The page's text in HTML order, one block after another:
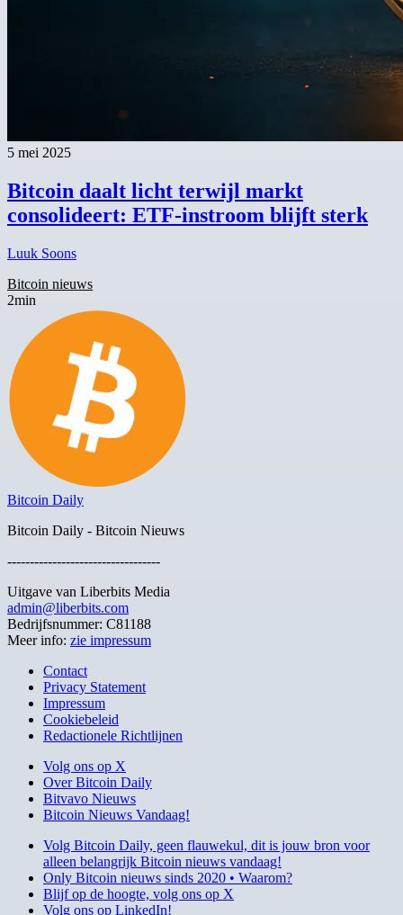
5 mei 2025
Bitcoin daalt licht terwijl markt
consolideert: ETF-instroom blijft sterk
Luuk Soons
Bitcoin nieuws
2min
Bitcoin Daily
Bitcoin Daily - Bitcoin Nieuws
----------------------------------
Uitgave van Liberbits Media
admin@liberbits.com
Bedrijfsnummer: C81188
Meer info: zie impressum
Contact
Privacy Statement
Impressum
Cookiebeleid
Redactionele Richtlijnen
Volg ons op X
Over Bitcoin Daily
Bitvavo Nieuws
Bitcoin Nieuws Vandaag!
Volg Bitcoin Daily, geen flauwekul, dit is jouw bron voor
alleen belangrijk Bitcoin nieuws vandaag!
Only Bitcoin nieuws sinds 2020 • Waarom?
Blijf op de hoogte, volg ons op X
Volg ons op LinkedIn!